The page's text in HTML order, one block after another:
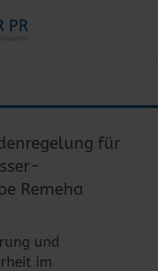
für
Remeha
und
im